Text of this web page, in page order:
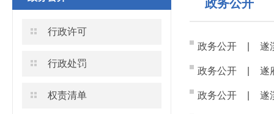
行政许可
行政处罚
权责清单
政务公开
政务公开 遂
政务公开 遂
政务公开 遂